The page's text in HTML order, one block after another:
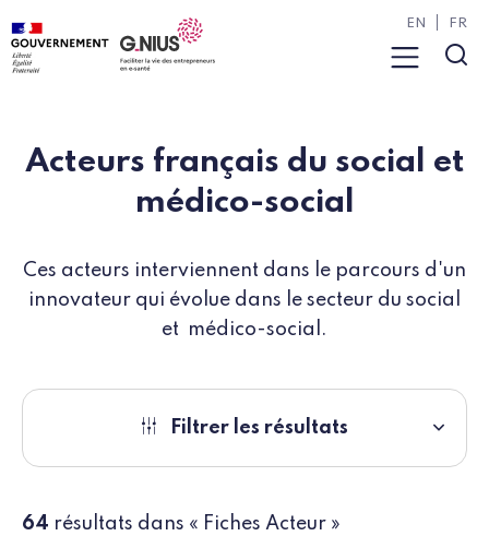
Panneau de gestion des cookies
Aller au contenu
Aller à la navigation
Menu
EN FR
Acteurs français du social et
médico-social
Ces acteurs interviennent dans le parcours d'un
innovateur qui évolue dans le secteur du social
et médico-social.
Filtrer les résultats
64 résultats dans « Fiches Acteur »